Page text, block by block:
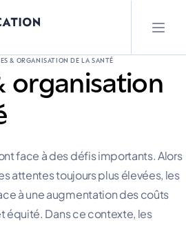
& ORGANISATION DE LA SANTÉ
organisation
face à des défis importants. Alors
attentes toujours plus élevées, les
à une augmentation des coûts
équité. Dans ce contexte, les